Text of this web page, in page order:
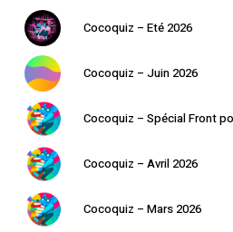
Cocoquiz – Eté 2026
Cocoquiz – Juin 2026
Cocoquiz – Spécial Front
Cocoquiz – Avril 2026
Cocoquiz – Mars 2026